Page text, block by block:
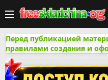
Перед публикацией
правилами создания и